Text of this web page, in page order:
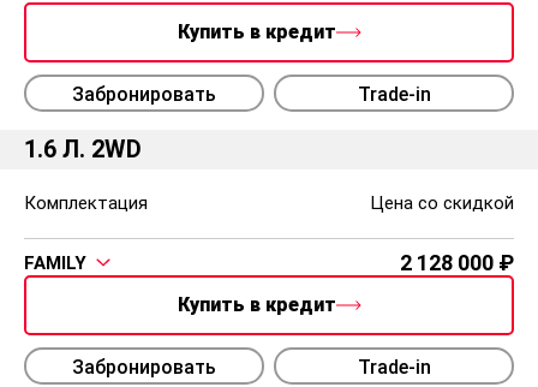
Купить в кредит
Забронировать Trade-in
1.6 Л. 2WD
Комплектация Цена со скидкой
FAMILY 2 128 000
Купить в кредит
Забронировать Trade-in